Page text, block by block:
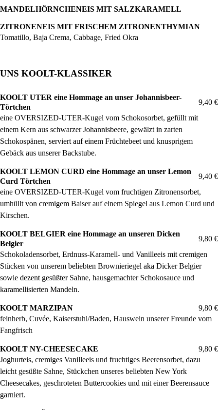
MANDELHÖRNCHENEIS MIT SALZKARAMELL
ZITRONENEIS MIT FRISCHEM ZITRONENTHYMIAN
Tomatillo, Baja Crema, Cabbage, Fried Okra
UNS KOOLT-KLASSIKER
KOOLT UTER eine Hommage an unser Johannisbeer-
Törtchen
9,40 €
eine OVERSIZED-UTER-Kugel vom Schokosorbet, gefüllt mit
einem Kern aus schwarzer Johannisbeere, gewälzt in zarten
Schokospänen, serviert auf einem Früchtebeet und knusprigem
Gebäck aus unserer Backstube.
KOOLT LEMON CURD eine Hommage an unser Lemon
Curd Törtchen
9,40 €
eine OVERSIZED-UTER-Kugel vom fruchtigen Zitronensorbet,
umhüllt von cremigem Baiser auf einem Spiegel aus Lemon Curd und
Kirschen.
KOOLT BELGIER eine Hommage an unseren Dicken
Belgier
9,80 €
Schokoladensorbet, Erdnuss-Karamell- und Vanilleeis mit cremigen
Stücken von unserem beliebten Brownieriegel aka Dicker Belgier
sowie dezent gesüßter Sahne, hausgemachter Schokosauce und
karamellisierten Mandeln.
KOOLT MARZIPAN
9,80 €
feinherb, Cuvée, Kaiserstuhl/Baden, Hauswein unserer Freunde vom
Fangfrisch
KOOLT NY-CHEESECAKE
9,80 €
Joghurteis, cremiges Vanilleeis und fruchtiges Beerensorbet, dazu
leicht gesüßte Sahne, Stückchen unseres beliebten New York
Cheesecakes, geschroteten Buttercookies und mit einer Beerensauce
garniert.